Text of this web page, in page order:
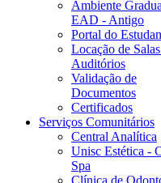
Ambiente
EAD - Antigo
Portal do
Locação de
Auditórios
Validação de
Documentos
Certificados
Serviços Comunitários
Central Analítica
Unisc Estética -
Spa
Clínica de